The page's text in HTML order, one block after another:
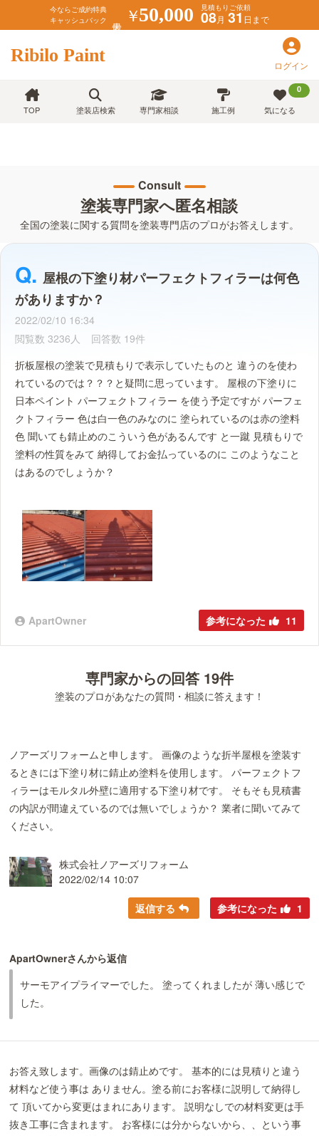
今ならご成約特典
キャッシュバック
￥50,000 見積もりご依頼
08月 31日まで
Ribilo Paint ログイン
TOP 塗装店検索 専門家相談 施工例
0
気になる
Consult
塗装専門家へ匿名相談
全国の塗装に関する質問を塗装専門店のプロがお答えします。
屋根の下塗り材パーフェクトフィラーは何色
がありますか？
2022/02/10 16:34
閲覧数 3236人 回答数 19件
折板屋根の塗装で見積もりで表示していたものと 違うのを使わ
れているのでは？？？と疑問に思っています。 屋根の下塗りに
日本ペイント パーフェクトフィラー を使う予定ですが パーフェ
クトフィラー 色は白一色のみなのに 塗られているのは赤の塗料
色 聞いても錆止めのこういう色があるんです と一蹴 見積もりで
塗料の性質をみて 納得してお金払っているのに このようなこと
はあるのでしょうか？
ApartOwner 参考になった 11
専門家からの回答 19件
塗装のプロがあなたの質問・相談に答えます！
ノアーズリフォームと申します。 画像のような折半屋根を塗装す
るときには下塗り材に錆止め塗料を使用します。 パーフェクトフ
ィラーはモルタル外壁に適用する下塗り材です。 そもそも見積書
の内訳が間違えているのでは無いでしょうか？ 業者に聞いてみて
ください。
株式会社ノアーズリフォーム
2022/02/14 10:07
返信する 参考になった 1
ApartOwnerさんから返信
サーモアイプライマーでした。 塗ってくれましたが 薄い感じで
した。
お答え致します。画像のは錆止めです。 基本的には見積りと違う
材料など使う事は ありません。塗る前にお客様に説明して納得し
て 頂いてから変更はまれにあります。 説明なしでの材料変更は手
抜き工事に含まれます。 お客様には分からないから、、という事